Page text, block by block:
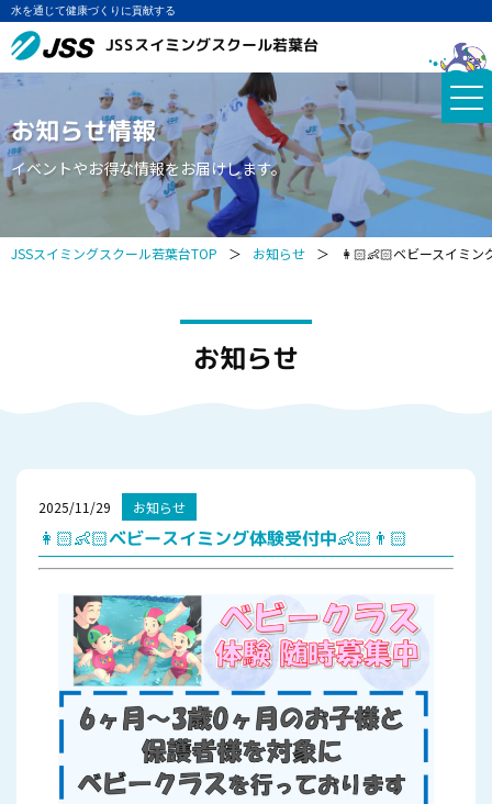
水を通じて健康づくりに貢献する
JSSスイミングスクール若葉台
お知らせ情報
イベントやお得な情報をお届けします。
JSSスイミングスクール若葉台TOP ＞ お知らせ ＞ 👩🏻👶🏻ベビースイミ
お知らせ
2025/11/29 お知らせ
👩🏻👶🏻ベビースイミング体験受付中👶🏻👨🏻